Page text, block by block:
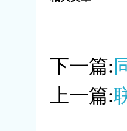
下一篇:
上一篇: